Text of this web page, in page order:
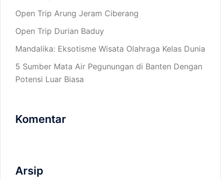
Open Trip Arung Jeram Ciberang
Open Trip Durian Baduy
Mandalika: Eksotisme Wisata Olahraga Kelas Dunia
5 Sumber Mata Air Pegunungan di Banten Dengan
Potensi Luar Biasa
Komentar
Arsip